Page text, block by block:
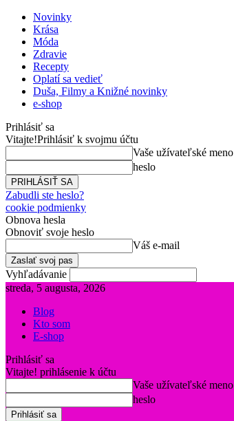
Novinky
Krása
Móda
Zdravie
Recepty
Oplatí sa vedieť
Duša, Filmy a Knižné novinky
e-shop
Prihlásiť sa
Vitajte!Prihlásiť k svojmu účtu
Vaše užívateľské meno
heslo
Zabudli ste heslo?
cookie podmienky
Obnova hesla
Obnoviť svoje heslo
Váš e-mail
Vyhľadávanie
streda, 5 augusta, 2026
Blog
Kto som
E-shop
Prihlásiť sa
Vitajte! prihlásenie k účtu
Vaše užívateľské meno
heslo